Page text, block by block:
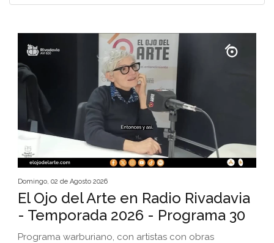
Domingo, 02 de Agosto 2026
El Ojo del Arte en Radio Rivadavia
- Temporada 2026 - Programa 30
Programa warburiano, con artistas con obras